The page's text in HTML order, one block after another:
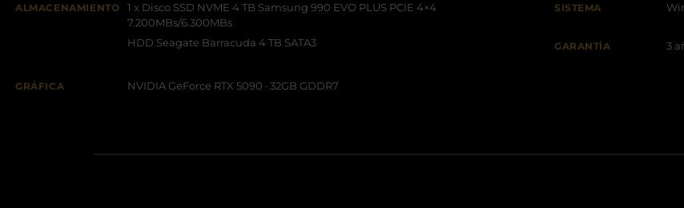
ALMACENAMIENTO
1 x Disco SSD NVME 4 TB Samsung 990 EVO PLUS PCIE 4×4
7.200MBs/6.300MBs
HDD Seagate Barracuda 4 TB SATA3
GRÁFICA NVIDIA GeForce RTX 5090 · 32GB GDDR7
SISTEMA
GARANTÍA 3